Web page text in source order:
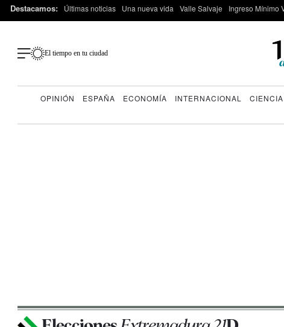
Destacamos: Últimas noticias Una nueva vida Valle Salvaje Ingreso Mínimo
El tiempo en tu ciudad
OPINIÓN ESPAÑA ECONOMÍA INTERNACIONAL CIENCIA